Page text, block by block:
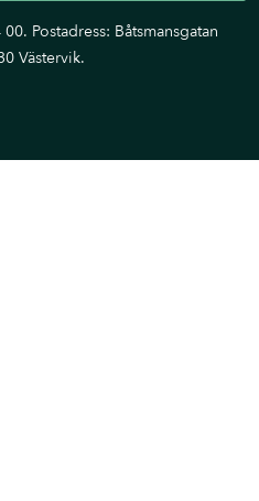
Postadress: Båtsmansgatan
Västervik.